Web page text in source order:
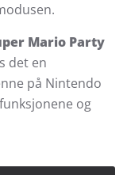
Mario Party
det en
på Nintendo
og